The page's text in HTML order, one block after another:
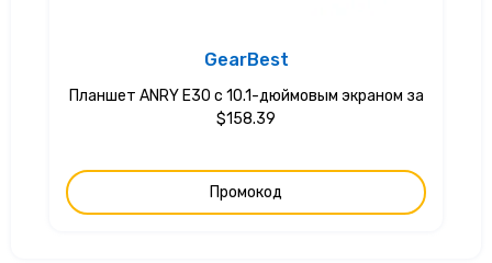
GearBest
Планшет ANRY E30 с 10.1-дюймовым экраном за
$158.39
Промокод